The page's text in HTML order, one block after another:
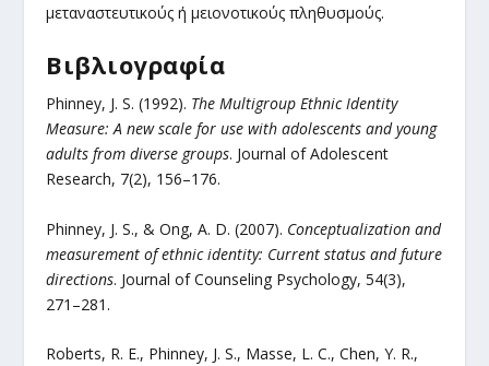
μεταναστευτικούς ή μειονοτικούς πληθυσμούς.
Βιβλιογραφία
Phinney, J. S. (1992). The Multigroup Ethnic Identity
Measure: A new scale for use with adolescents and young
adults from diverse groups. Journal of Adolescent
Research, 7(2), 156–176.
Phinney, J. S., & Ong, A. D. (2007). Conceptualization and
measurement of ethnic identity: Current status and future
directions. Journal of Counseling Psychology, 54(3),
271–281.
Roberts, R. E., Phinney, J. S., Masse, L. C., Chen, Y. R.,